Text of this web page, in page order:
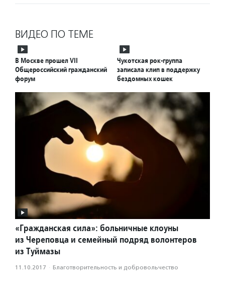
ВИДЕО ПО ТЕМЕ
В Москве прошел VII
Общероссийский гражданский
форум
Чукотская рок-группа
записала клип в поддержку
бездомных кошек
«Гражданская сила»: больничные клоуны
из Череповца и семейный подряд волонтеров
из Туймазы
11.10.2017 · Благотвори­тель­ность и доброволь­чест­во